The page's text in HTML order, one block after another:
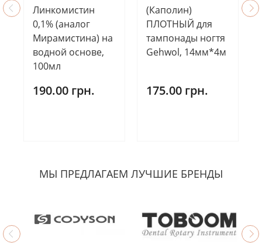
Линкомистин
0,1% (аналог
Мирамистина) на
водной основе,
100мл
190.00 грн.
(Каполин)
ПЛОТНЫЙ для
тампонады ногтя
Gehwol, 14мм*4м
175.00 грн.
МЫ ПРЕДЛАГАЕМ ЛУЧШИЕ БРЕНДЫ